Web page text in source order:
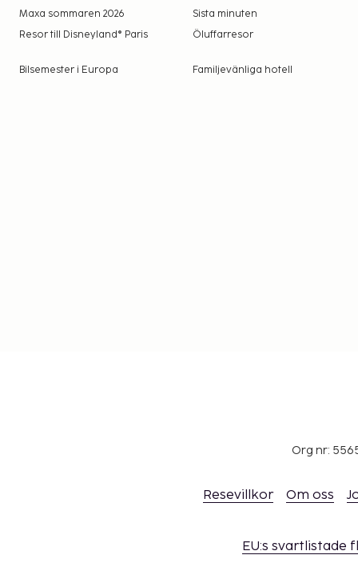
Maxa sommaren 2026 Sista minuten
Resor till Disneyland® Paris
Öluffarresor
Bilsemester i Europa Familjevänliga hotell
Org nr:
Resevillkor Om oss
EU:s svartlistade